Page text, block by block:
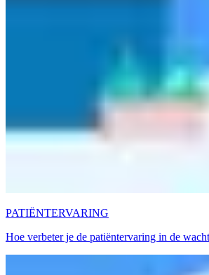
PATIËNTERVARING
Hoe verbeter je de patiëntervaring in de